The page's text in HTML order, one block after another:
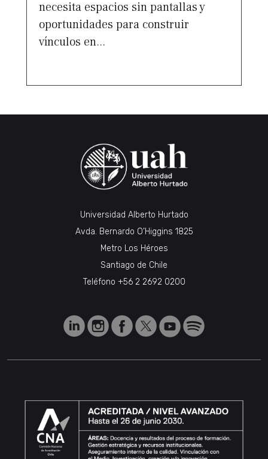
necesita espacios sin pantallas y
oportunidades para construir
vínculos en...
Universidad Alberto Hurtado
Avda. Bernardo O’Higgins 1825
Metro Los Héroes
Santiago de Chile
Teléfono +56 2 2692 0200